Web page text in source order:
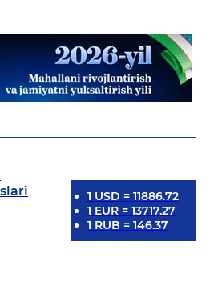
1 USD = 11886.72
1 EUR= 13717.27
1 RUB = 146.37